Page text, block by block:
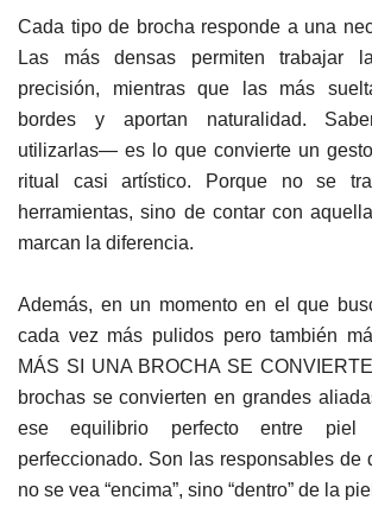
Cada tipo de brocha responde a una
Las más densas permiten trabajar
precisión, mientras que las más
bordes y aportan naturalidad.
utilizarlas— es lo que convierte un
ritual casi artístico. Porque no se
herramientas, sino de contar con
marcan la diferencia.
Además, en un momento en el que
cada vez más pulidos pero también
MÁS SI UNA BROCHA SE
brochas se convierten en grandes
ese equilibrio perfecto entre
perfeccionado. Son las responsables de
no se vea “encima”, sino “dentro” de la